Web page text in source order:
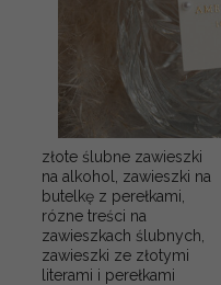
złote ślubne zawieszki
na alkohol, zawieszki na
butelkę z perełkami,
rózne treści na
zawieszkach ślubnych,
zawieszki ze złotymi
literami i perełkami